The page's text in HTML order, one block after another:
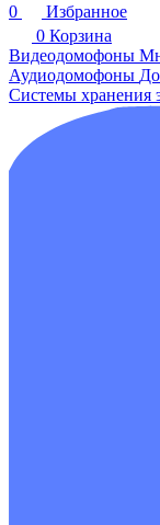
0
Избранное
0 Корзина
Видеодомофоны
Аудиодомофоны
Системы хранения